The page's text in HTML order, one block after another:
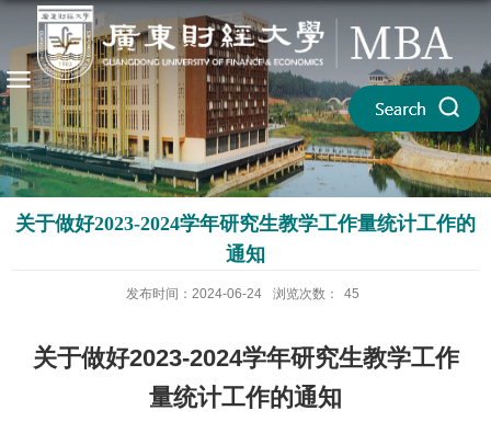
关于做好2023-2024学年研究生教学工作量统计工作的
通知
发布时间：2024-06-24 浏览次数： 45
关于做好2023-2024学年研究生教学工作
量统计工作的通知